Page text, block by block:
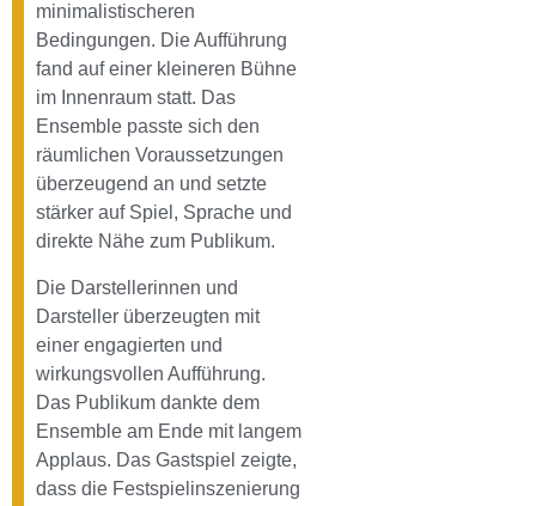
minimalistischeren
Bedingungen. Die Aufführung
fand auf einer kleineren Bühne
im Innenraum statt. Das
Ensemble passte sich den
räumlichen Voraussetzungen
überzeugend an und setzte
stärker auf Spiel, Sprache und
direkte Nähe zum Publikum.
Die Darstellerinnen und
Darsteller überzeugten mit
einer engagierten und
wirkungsvollen Aufführung.
Das Publikum dankte dem
Ensemble am Ende mit langem
Applaus. Das Gastspiel zeigte,
dass die Festspielinszenierung